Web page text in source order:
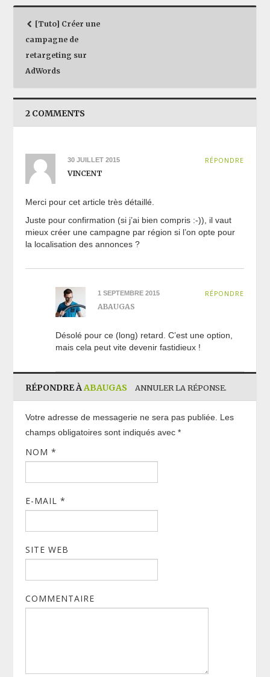
Post navigation
[Tuto] Créer une
campagne de
retargeting sur
AdWords
2 COMMENTS
RÉPONDRE
30 JUILLET 2015
VINCENT
Merci pour cet article très détaillé.
Juste pour confirmation (si j’ai bien compris :-)), il vaut
mieux créer une campagne par région si l’on opte pour
la localisation des annonces ?
RÉPONDRE
1 SEPTEMBRE 2015
ABAUGAS
Désolé pour ce (long) retard. C’est une option,
mais cela peut vite devenir fastidieux !
RÉPONDRE ÀABAUGAS ANNULER LA RÉPONSE.
Votre adresse de messagerie ne sera pas publiée. Les
champs obligatoires sont indiqués avec*
NOM*
E-MAIL*
SITE WEB
COMMENTAIRE